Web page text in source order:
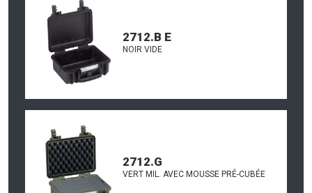
2712.B E
NOIR VIDE
2712.G
VERT MIL. AVEC MOUSSE PRÉ-CUBÉE